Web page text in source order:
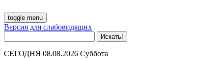
toggle menu
Версия для слабовидящих
СЕГОДНЯ 08.08.2026 Суббота